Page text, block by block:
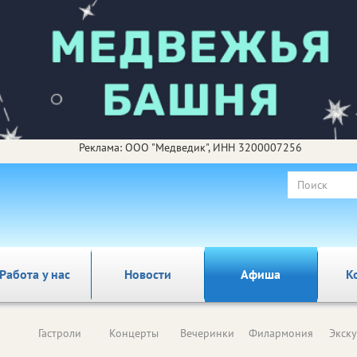
Реклама: ООО "Медведик", ИНН 3200007256
у нас Новости Афиша
Гастроли Концерты Вечеринки Филармония